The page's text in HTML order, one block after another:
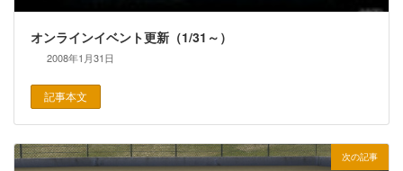
オンラインイベント更新（1/31～）
2008年1月31日
記事本文
次の記事